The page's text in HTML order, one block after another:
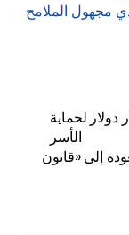
مجهول الملامح
استثمرنا 13 مليار دولار لحماية
الأسر
إلى «قانون